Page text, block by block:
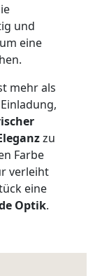
und
eine
mehr als
zu
Farbe
verleiht
eine
Optik.